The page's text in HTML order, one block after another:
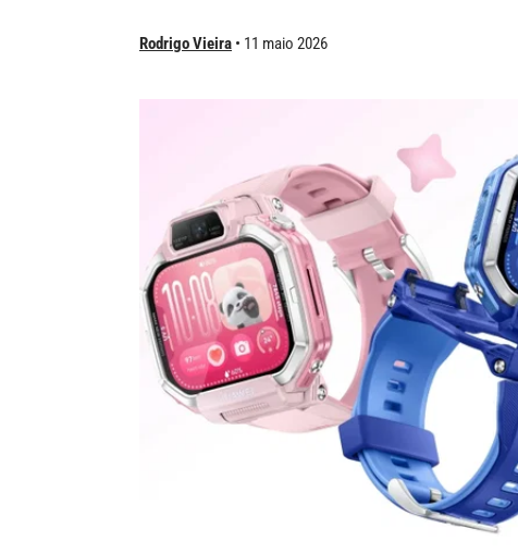
Rodrigo Vieira 11 maio 2026